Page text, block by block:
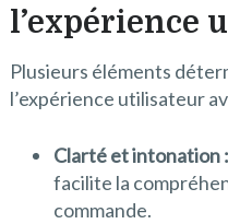
l’expérience
Plusieurs éléments
l’expérience utilisateur
Clarté et intonation :
facilite la
commande.